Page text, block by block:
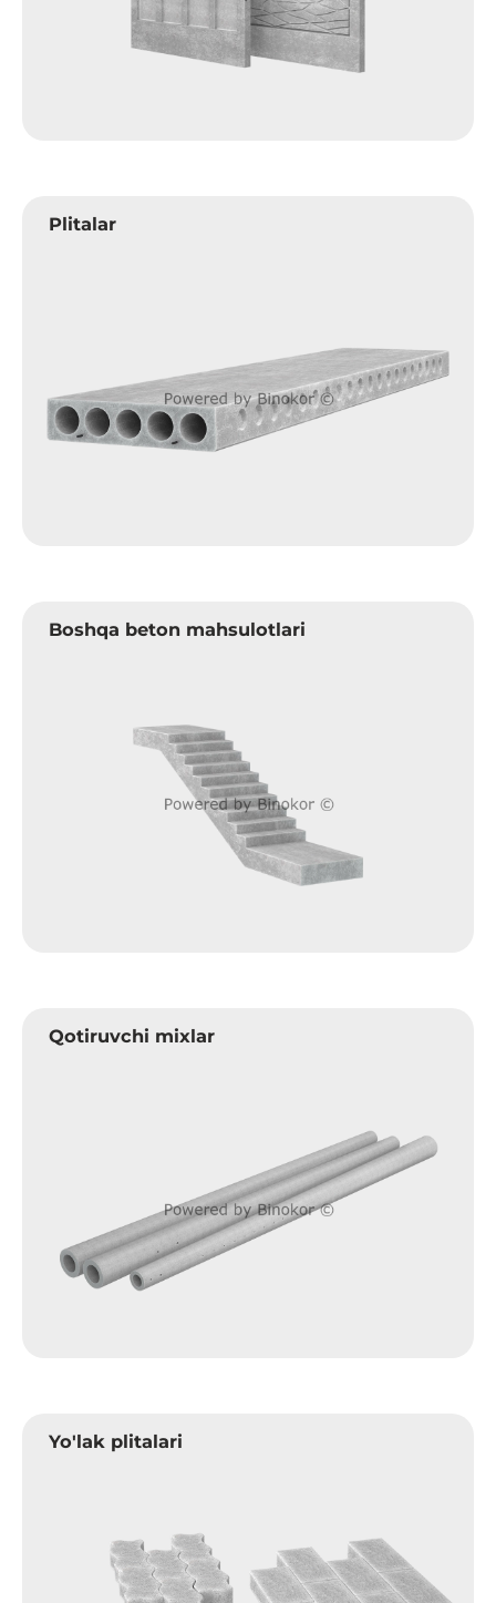
Plitalar
Boshqa beton mahsulotlari
Qotiruvchi mixlar
Yo'lak plitalari